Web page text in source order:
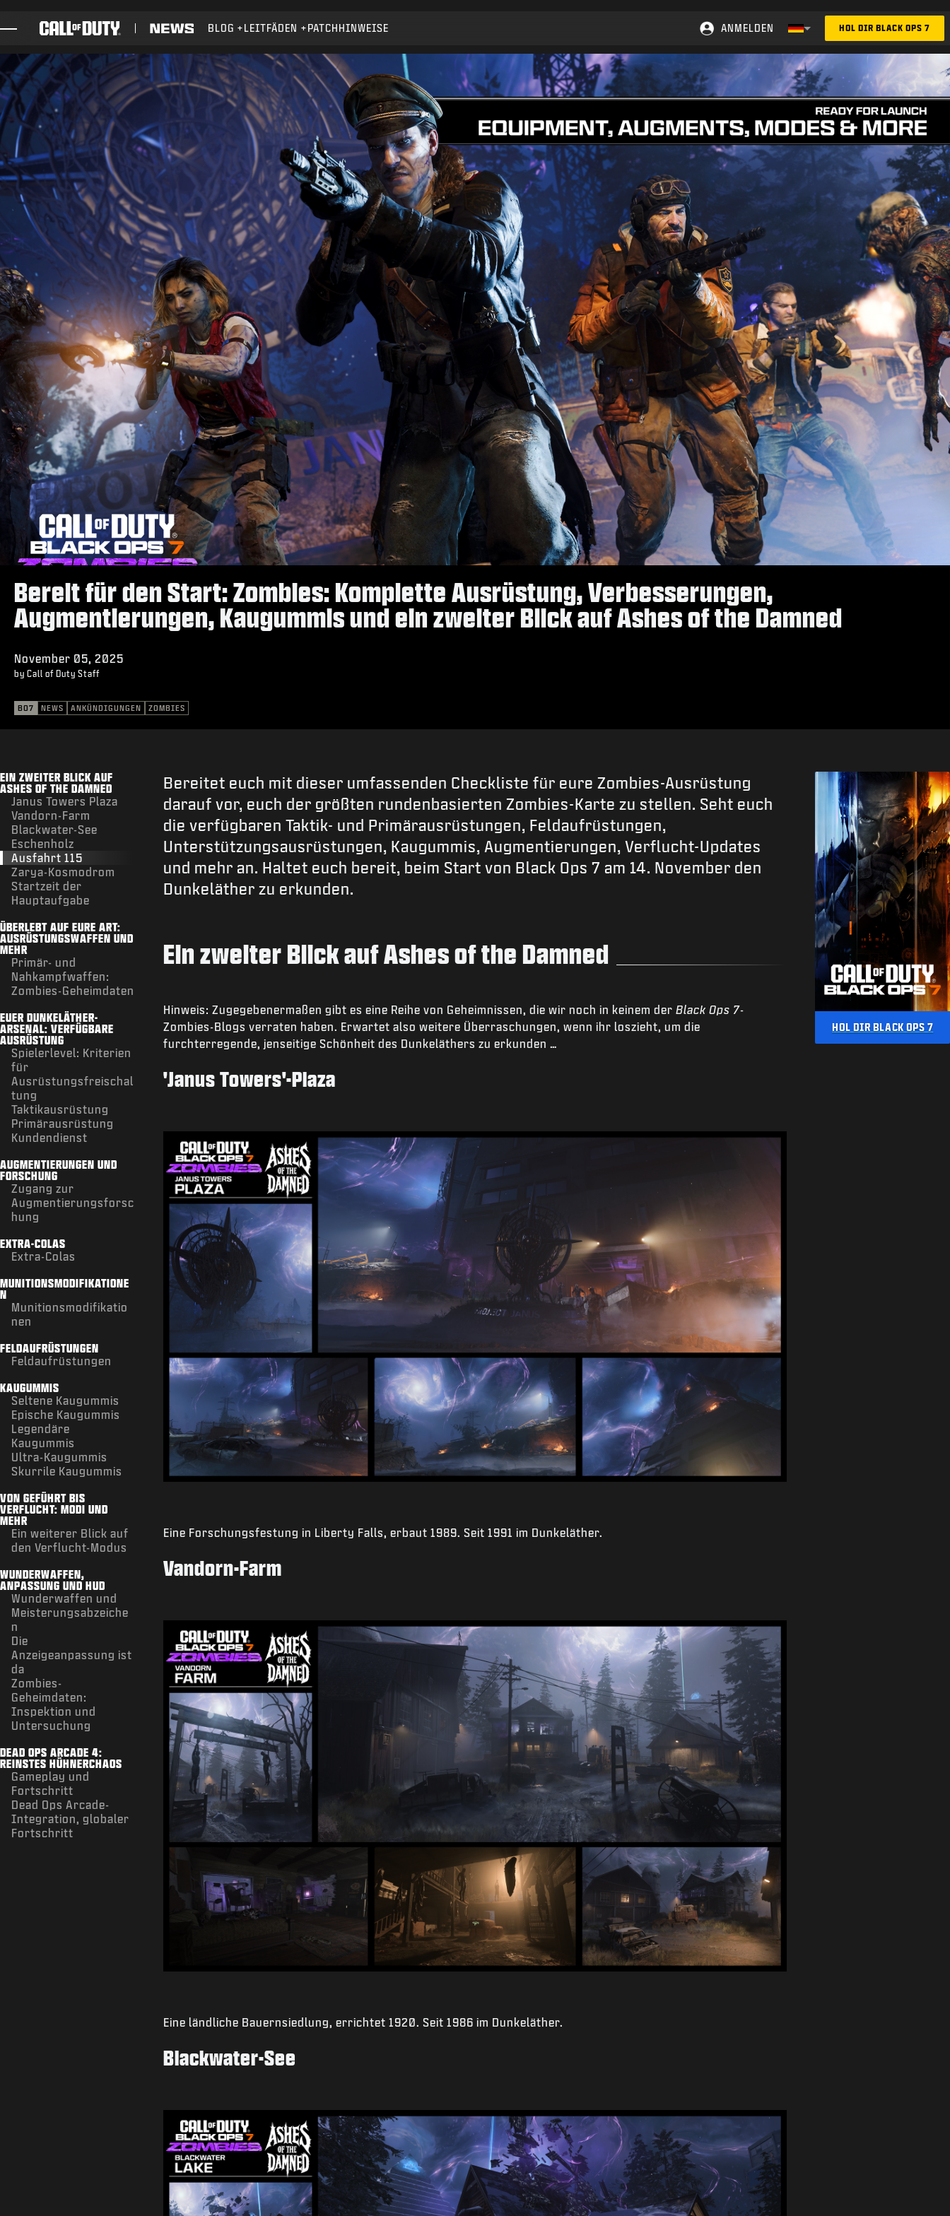
SPIELE
NEWS
SHOP
ESPORTS
KUNDENDIENST
XBOX GAME PASS
BLOG LEITFÄDEN PATCHHINWEISE ANMELDEN
Choose your region
HOL DIR BLACK OPS 7
Bereit für den Start: Zombies: Komplette Ausrüstung, Verbesserungen,
Augmentierungen, Kaugummis und ein zweiter Blick auf Ashes of the Damned
November 05, 2025
by Call of Duty Staff
BO7 NEWS ANKÜNDIGUNGEN ZOMBIES
EIN ZWEITER BLICK AUF
ASHES OF THE DAMNED
Janus Towers Plaza
Vandorn-Farm
Blackwater-See
Eschenholz
Ausfahrt 115
Zarya-Kosmodrom
Startzeit der
Hauptaufgabe
ÜBERLEBT AUF EURE ART:
AUSRÜSTUNGSWAFFEN UND
MEHR
Primär- und
Nahkampfwaffen:
Zombies-Geheimdaten
EUER DUNKELÄTHER-
ARSENAL: VERFÜGBARE
AUSRÜSTUNG
Spielerlevel: Kriterien
für
Ausrüstungsfreischal
tung
Taktikausrüstung
Primärausrüstung
Kundendienst
AUGMENTIERUNGEN UND
FORSCHUNG
Zugang zur
Augmentierungsforsc
hung
EXTRA-COLAS
Extra-Colas
MUNITIONSMODIFIKATIONE
N
Munitionsmodifikatio
nen
FELDAUFRÜSTUNGEN
Feldaufrüstungen
KAUGUMMIS
Seltene Kaugummis
Epische Kaugummis
Legendäre
Kaugummis
Ultra-Kaugummis
Skurrile Kaugummis
VON GEFÜHRT BIS
VERFLUCHT: MODI UND
MEHR
Ein weiterer Blick auf
den Verflucht-Modus
WUNDERWAFFEN,
ANPASSUNG UND HUD
Wunderwaffen und
Meisterungsabzeiche
n
Die
Anzeigeanpassung ist
da
Zombies-
Geheimdaten:
Inspektion und
Untersuchung
DEAD OPS ARCADE 4:
REINSTES HÜHNERCHAOS
Gameplay und
Fortschritt
Dead Ops Arcade-
Integration, globaler
Fortschritt
Bereitet euch mit dieser umfassenden Checkliste für eure Zombies-Ausrüstung
darauf vor, euch der größten rundenbasierten Zombies-Karte zu stellen. Seht euch
die verfügbaren Taktik- und Primärausrüstungen, Feldaufrüstungen,
Unterstützungsausrüstungen, Kaugummis, Augmentierungen, Verflucht-Updates
und mehr an. Haltet euch bereit, beim Start von Black Ops 7 am 14. November den
Dunkeläther zu erkunden.
Ein zweiter Blick auf Ashes of the Damned
Hinweis: Zugegebenermaßen gibt es eine Reihe von Geheimnissen, die wir noch in keinem der Black Ops 7-
Zombies-Blogs verraten haben. Erwartet also weitere Überraschungen, wenn ihr loszieht, um die
furchterregende, jenseitige Schönheit des Dunkeläthers zu erkunden …
'Janus Towers'-Plaza
Eine Forschungsfestung in Liberty Falls, erbaut 1989. Seit 1991 im Dunkeläther.
Vandorn-Farm
Eine ländliche Bauernsiedlung, errichtet 1920. Seit 1986 im Dunkeläther.
Blackwater-See
HOL DIR BLACK OPS 7